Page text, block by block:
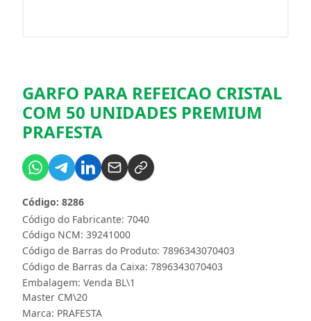
GARFO PARA REFEICAO CRISTAL
COM 50 UNIDADES PREMIUM
PRAFESTA
Código do Fabricante: 7040
Código: 8286
Código NCM: 39241000
Código de Barras do Produto: 7896343070403
Código de Barras da Caixa: 7896343070403
Embalagem: Venda BL\1
Master CM\20
Marca: PRAFESTA